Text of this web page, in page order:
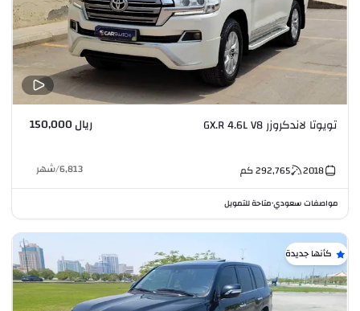
تويوتا لاندكروزر GX.R 4.6L V8 ريال 150,000
2018
292,765كم 6,813
/شهر
مواصفات سعودي•متاحة للتمويل
كأنها جديدة